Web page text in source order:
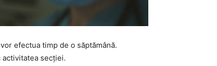
efectua timp de o săptămână.
secţiei.